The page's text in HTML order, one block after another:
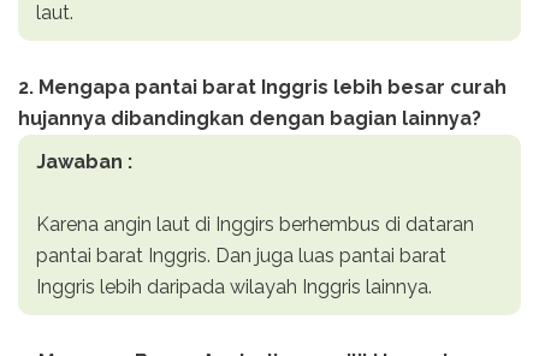
laut.
2. Mengapa pantai barat Inggris lebih besar curah
hujannya dibandingkan dengan bagian lainnya?
Jawaban :
Karena angin laut di Inggirs berhembus di dataran
pantai barat Inggris. Dan juga luas pantai barat
Inggris lebih daripada wilayah Inggris lainnya.